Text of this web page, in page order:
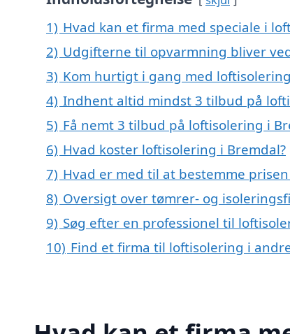
1) Hvad kan et firma med speciale i
2) Udgifterne til opvarmning bliver
3) Kom hurtigt i gang med
4) Indhent altid mindst 3 tilbud på
5) Få nemt 3 tilbud på loftisolering i
6) Hvad koster loftisolering i Bremdal?
7) Hvad er med til at bestemme
8) Oversigt over tømrer- og
9) Søg efter en professionel til
10) Find et firma til loftisolering i